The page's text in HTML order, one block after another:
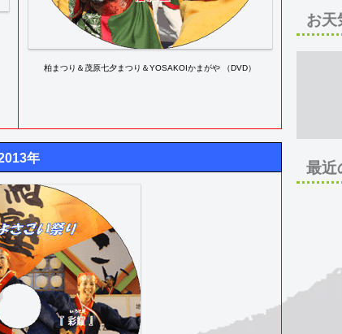
柏まつり＆茂原七夕まつり＆YOSAKOIかまがや （DVD）
年
お天
最近